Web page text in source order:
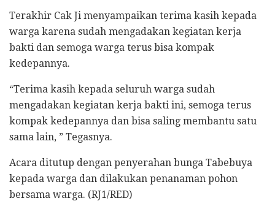
Terakhir Cak Ji menyampaikan terima kasih kepada
warga karena sudah mengadakan kegiatan kerja
bakti dan semoga warga terus bisa kompak
kedepannya.
“Terima kasih kepada seluruh warga sudah
mengadakan kegiatan kerja bakti ini, semoga terus
kompak kedepannya dan bisa saling membantu satu
sama lain, ” Tegasnya.
Acara ditutup dengan penyerahan bunga Tabebuya
kepada warga dan dilakukan penanaman pohon
bersama warga. (RJ1/RED)